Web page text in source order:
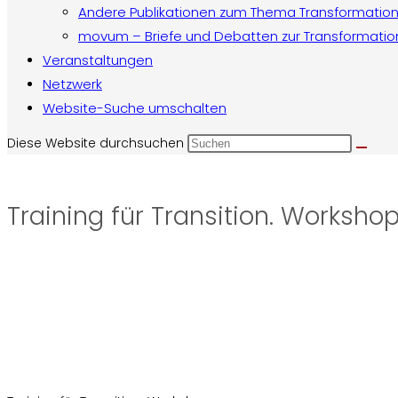
Andere Publikationen zum Thema Transformation
movum – Briefe und Debatten zur
Veranstaltungen
Netzwerk
Website-Suche umschalten
Diese Website durchsuchen
Training für Transition. Workshop